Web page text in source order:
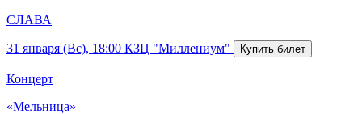
СЛАВА
31 января (Вс), 18:00 КЗЦ "Миллениум"
Концерт
«Мельница»